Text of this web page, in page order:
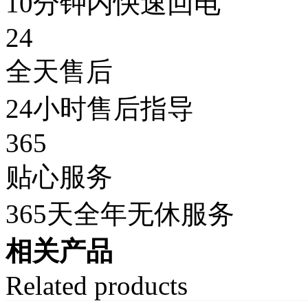
24
全天售后
24小时售后指导
365
贴心服务
365天全年无休服务
相关产品
Related products